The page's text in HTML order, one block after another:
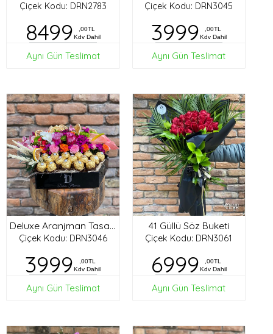
Çiçek Kodu: DRN2783
8499
,00TL
Kdv Dahil
Aynı Gün Teslimat
Çiçek Kodu: DRN3045
3999
,00TL
Kdv Dahil
Aynı Gün Teslimat
Deluxe Aranjman Tasarım
Çiçek Kodu: DRN3046
3999
,00TL
Kdv Dahil
Aynı Gün Teslimat
41 Güllü Söz Buketi
Çiçek Kodu: DRN3061
6999
,00TL
Kdv Dahil
Aynı Gün Teslimat